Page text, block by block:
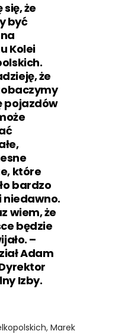
się, że
być
Kolei
że
pojazdów
które
bardzo
niedawno.
wiem, że
będzie
–
Adam
Izby.
Marek